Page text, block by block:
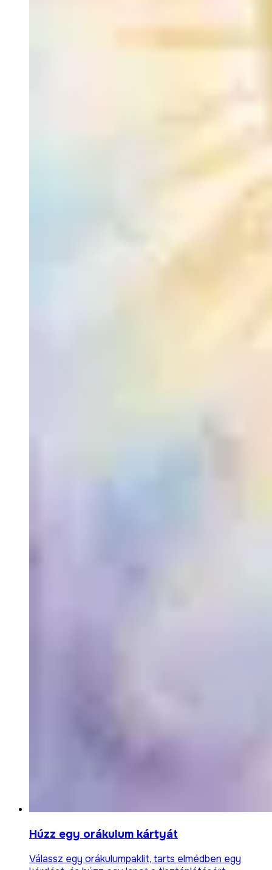
Húzz egy orákulum kártyát
Válassz egy orákulumpaklit, tarts elmédben egy